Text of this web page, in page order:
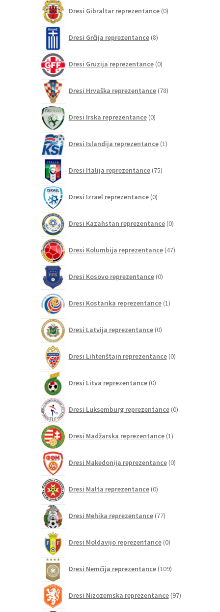
Dresi Gibraltar reprezentance 0izdelkov
Dresi Grčija reprezentance 8izdelkov
Dresi Gruzija reprezentance 0izdelkov
Dresi Hrvaška reprezentance 78izdelkov
Dresi Irska reprezentance 0izdelkov
Dresi Islandija reprezentance 1izdelek
Dresi Italija reprezentance 75izdelkov
Dresi Izrael reprezentance 0izdelkov
Dresi Kazahstan reprezentance 0izdelkov
Dresi Kolumbija reprezentance 47izdelkov
Dresi Kosovo reprezentance 0izdelkov
Dresi Kostarika reprezentance 1izdelek
Dresi Latvija reprezentance 0izdelkov
Dresi Lihtenštajn reprezentance 0izdelkov
Dresi Litva reprezentance 0izdelkov
Dresi Luksemburg reprezentance 0izdelkov
Dresi Madžarska reprezentance 1izdelek
Dresi Makedonija reprezentance 0izdelkov
Dresi Malta reprezentance 0izdelkov
Dresi Mehika reprezentance 77izdelkov
Dresi Moldavijo reprezentance 0izdelkov
Dresi Nemčija reprezentance 109izdelkov
Dresi Nizozemska reprezentance 97izdelkov